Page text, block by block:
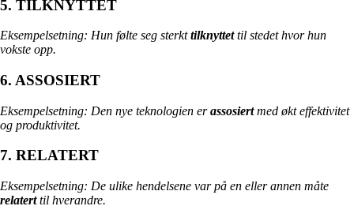
5. TILKNYTTET
Eksempelsetning: Hun følte seg sterkttilknyttettil stedet hvor hun
vokste opp.
6. ASSOSIERT
Eksempelsetning: Den nye teknologien erassosiertmed økt effektivitet
og produktivitet.
7. RELATERT
Eksempelsetning: De ulike hendelsene var på en eller annen måte
relaterttil hverandre.